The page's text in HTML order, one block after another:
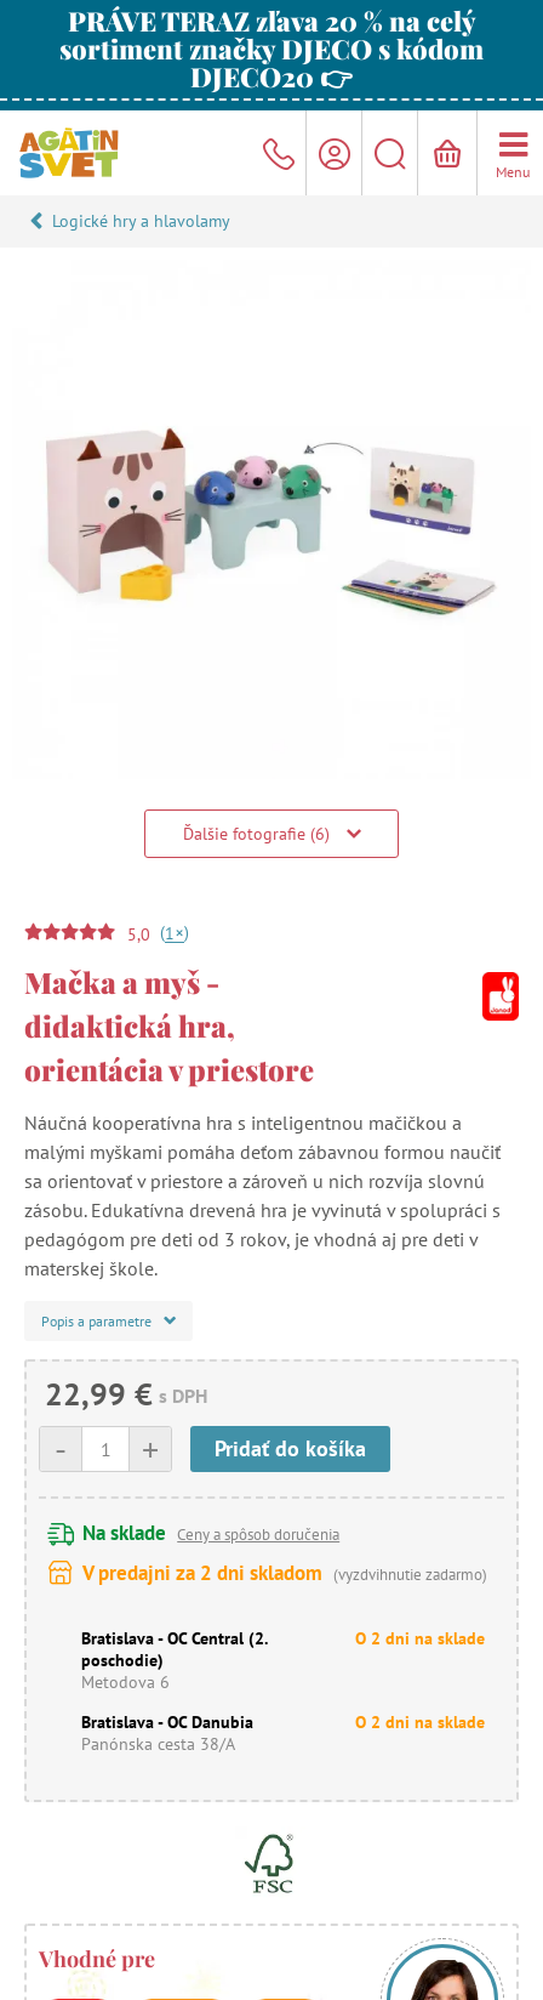
PRÁVE TERAZ zľava 20 % na celý
sortiment značky DJECO s kódom
DJECO20 👉
Menu
Logické hry a hlavolamy
Ďalšie fotografie (6)
5,0 (1+)
Mačka a myš -
didaktická hra,
orientácia v priestore
Náučná kooperatívna hra s inteligentnou mačičkou a
malými myškami pomáha deťom zábavnou formou naučiť
sa orientovať v priestore a zároveň u nich rozvíja slovnú
zásobu. Edukatívna drevená hra je vyvinutá v spolupráci s
pedagógom pre deti od 3 rokov, je vhodná aj pre deti v
materskej škole.
Popis a parametre
22,99 € s DPH
+
- Pridať do košíka
Na sklade Ceny a spôsob doručenia
V predajni za 2 dni skladom (vyzdvihnutie zadarmo)
Bratislava - OC Central (2.
poschodie)
Metodova 6
O 2 dni na sklade
Bratislava - OC Danubia
Panónska cesta 38/A
O 2 dni na sklade
Vhodné pre